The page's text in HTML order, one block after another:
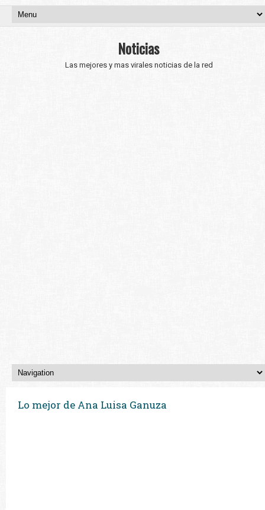
Noticias
Las mejores y mas virales noticias de la red
Lo mejor de Ana Luisa Ganuza